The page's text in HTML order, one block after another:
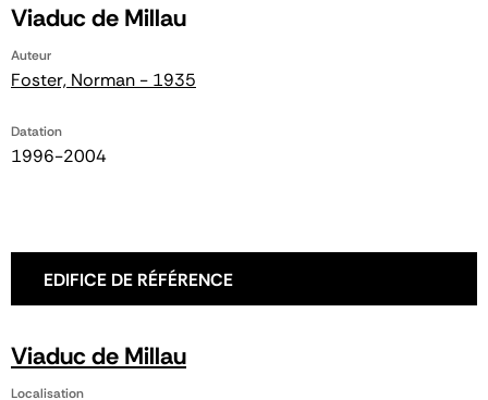
Viaduc de Millau
Auteur
Foster, Norman - 1935
Datation
1996-2004
EDIFICE DE RÉFÉRENCE
Viaduc de Millau
Localisation